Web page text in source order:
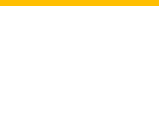
Coordinación Técnica y Científica